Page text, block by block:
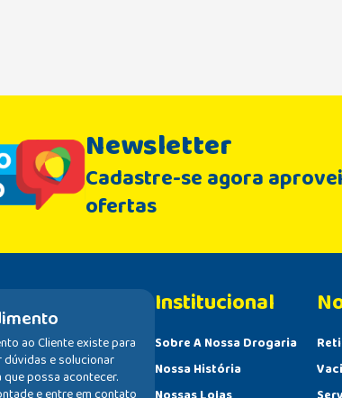
Newsletter
Cadastre-se agora
ofertas
ao Cliente existe para
dúvidas e solucionar
possa acontecer.
Institucional
Sobre A Nossa Drogaria
Nossa História